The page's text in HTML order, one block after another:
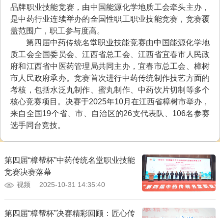
品牌职业技能竞赛，由中国能源化学地质工会牵头主办，
是中药行业连续举办的全国性职工职业技能竞赛，竞赛覆
盖范围广，职工参与度高。
第四届中药传统名堂职业技能竞赛由中国能源化学地
质工会全国委员会、江西省总工会、江西省宜春市人民政
府和江西省中医药管理局共同主办，宜春市总工会、樟树
市人民政府承办。竞赛首次进行中药传统制作技艺方面的
考核，包括水泛丸制作、蜜丸制作、中药饮片切制等多个
核心竞赛项目。决赛于2025年10月在江西省樟树市举办，
来自全国19个省、市、自治区的26支代表队、106名参赛
选手同台竞技。
第四届“樟帮杯”中药传统名堂职业技能
竞赛决赛落幕
视频 2025-10-31 14:35:40
第四届“樟帮杯”决赛精彩回顾：匠心传